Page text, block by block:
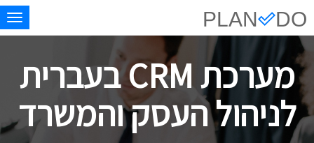
PLAN DO
מערכת CRM בעברית
לניהול העסק והמשרד